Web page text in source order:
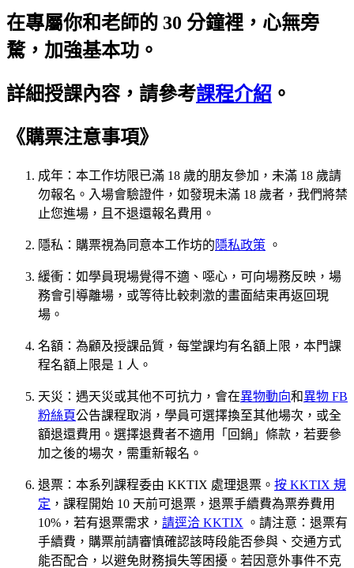
在專屬你和老師的 30 分鐘裡，心無旁
騖，加強基本功。
詳細授課內容，請參考課程介紹 。
《購票注意事項》
成年：本工作坊限已滿 18 歲的朋友參加，未滿 18 歲請
勿報名。入場會驗證件，如發現未滿 18 歲者，我們將禁
止您進場，且不退還報名費用。
隱私：購票視為同意本工作坊的隱私政策 。
緩衝：如學員現場覺得不適、噁心，可向場務反映，場
務會引導離場，或等待比較刺激的畫面結束再返回現
場。
名額：為顧及授課品質，每堂課均有名額上限，本門課
程名額上限是 1 人。
天災：遇天災或其他不可抗力，會在異物動向和異物 FB
粉絲頁公告課程取消，學員可選擇換至其他場次，或全
額退還費用。選擇退費者不適用「回鍋」條款，若要參
加之後的場次，需重新報名。
退票：本系列課程委由 KKTIX 處理退票。 按 KKTIX 規
定 ，課程開始 10 天前可退票，退票手續費為票券費用
10%，若有退票需求， 請逕洽 KKTIX 。請注意：退票有
手續費，購票前請審慎確認該時段能否參與、交通方式
能否配合，以避免財務損失等困擾。若因意外事件不克